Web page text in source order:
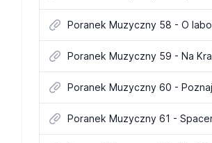
Poranek Muzyczny 58 - O
Poranek Muzyczny 59 - Na
Poranek Muzyczny 60 -
Poranek Muzyczny 61 -